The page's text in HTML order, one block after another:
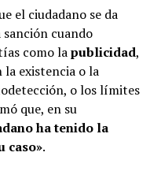
el ciudadano se da
cuando
como lapublicidad,
la existencia o la
o los límites
que, en su
ha tenido la
caso».